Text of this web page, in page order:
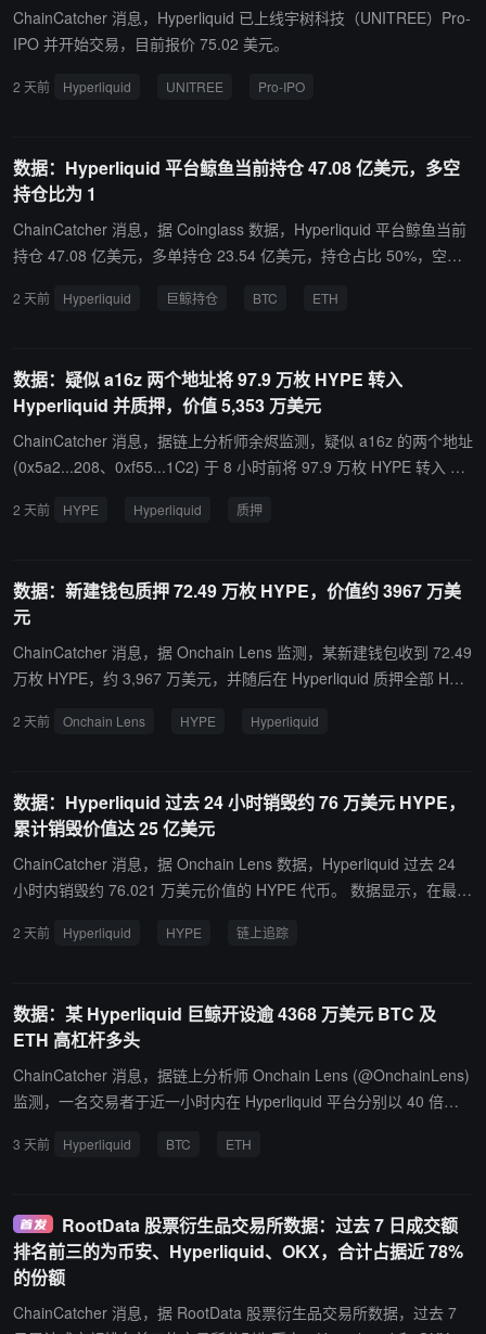
将于 8 月 5 日公布，预期发行价为 104 元人民币/股，打新时间为 8
月 10 日。以预期发行价折算，Hyperliquid 当前价格较 A 股预期发行
ChainCatcher 消息，Hyperliquid 已上线宇树科技（UNITREE）Pro-
IPO 并开始交易，目前报价 75.02 美元。
2 天前 Hyperliquid UNITREE Pro-IPO
数据：Hyperliquid 平台鲸鱼当前持仓 47.08 亿美元，多空
持仓比为 1
ChainCatcher 消息，据 Coinglass 数据，Hyperliquid 平台鲸鱼当前
持仓 47.08 亿美元，多单持仓 23.54 亿美元，持仓占比 50%，空单
亏 5,542.01 万美元。其中，巨鲸地址 0x0ddf..02 在 1700.06 美元价
2 天前 Hyperliquid 巨鲸持仓 BTC ETH
数据：疑似 a16z 两个地址将 97.9 万枚 HYPE 转入
Hyperliquid 并质押，价值 5,353 万美元
ChainCatcher 消息，据链上分析师余烬监测，疑似 a16z 的两个地址
(0x5a2...208、0xf55...1C2) 于 8 小时前将 97.9 万枚 HYPE 转入 Hy
2 天前 HYPE Hyperliquid 质押
数据：新建钱包质押 72.49 万枚 HYPE，价值约 3967 万美
元
ChainCatcher 消息，据 Onchain Lens 监测，某新建钱包收到 72.49
万枚 HYPE，约 3,967 万美元，并随后在 Hyperliquid 质押全部 HYP
的资金。
2 天前 Onchain Lens HYPE Hyperliquid
数据：Hyperliquid 过去 24 小时销毁约 76 万美元 HYPE，
累计销毁价值达 25 亿美元
ChainCatcher 消息，据 Onchain Lens 数据，Hyperliquid 过去 24
小时内销毁约 76.021 万美元价值的 HYPE 代币。 数据显示，在最新
tance Fund（援助基金）以及 HYPE 持有者。 截至目前，Hyperliqui
2 天前 Hyperliquid HYPE 链上追踪
数据：某 Hyperliquid 巨鲸开设逾 4368 万美元 BTC 及
ETH 高杠杆多头
ChainCatcher 消息，据链上分析师 Onchain Lens (@OnchainLens)
监测，一名交易者于近一小时内在 Hyperliquid 平台分别以 40 倍杠
开设约 1,851 万美元的 ETH 多头 (1 万枚)，合计仓位规模达 4,368
3 天前 Hyperliquid BTC ETH
RootData 股票衍生品交易所数据：过去 7 日成交额
排名前三的为币安、Hyperliquid、OKX，合计占据近 78%
的份额
ChainCatcher 消息，据 RootData 股票衍生品交易所数据，过去 7